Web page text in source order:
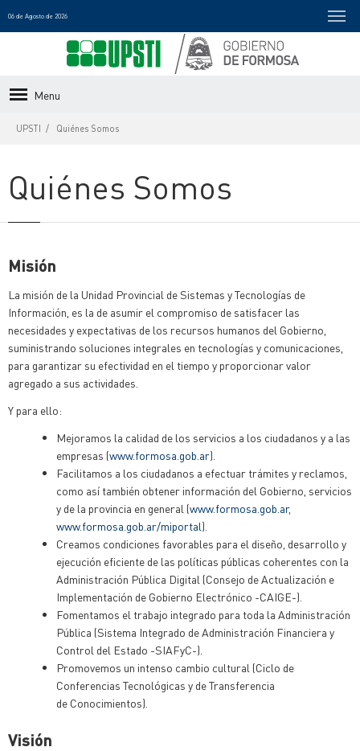
06 de Agosto de 2026
Menu
UPSTI Quiénes Somos
Quiénes Somos
Misión
La misión de la Unidad Provincial de Sistemas y Tecnologías de
Información, es la de asumir el compromiso de satisfacer las
necesidades y expectativas de los recursos humanos del Gobierno,
suministrando soluciones integrales en tecnologías y comunicaciones,
para garantizar su efectividad en el tiempo y proporcionar valor
agregado a sus actividades.
Y para ello:
Mejoramos la calidad de los servicios a los ciudadanos y a las
empresas (www.formosa.gob.ar).
Facilitamos a los ciudadanos a efectuar trámites y reclamos,
como así también obtener información del Gobierno, servicios
y de la provincia en general (www.formosa.gob.ar,
www.formosa.gob.ar/miportal).
Creamos condiciones favorables para el diseño, desarrollo y
ejecución eficiente de las políticas públicas coherentes con la
Administración Pública Digital (Consejo de Actualización e
Implementación de Gobierno Electrónico -CAIGE-).
Fomentamos el trabajo integrado para toda la Administración
Pública (Sistema Integrado de Administración Financiera y
Control del Estado -SIAFyC-).
Promovemos un intenso cambio cultural (Ciclo de
Conferencias Tecnológicas y de Transferencia
de Conocimientos).
Visión